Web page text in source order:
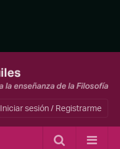
Iniciar sesión / Registrarme